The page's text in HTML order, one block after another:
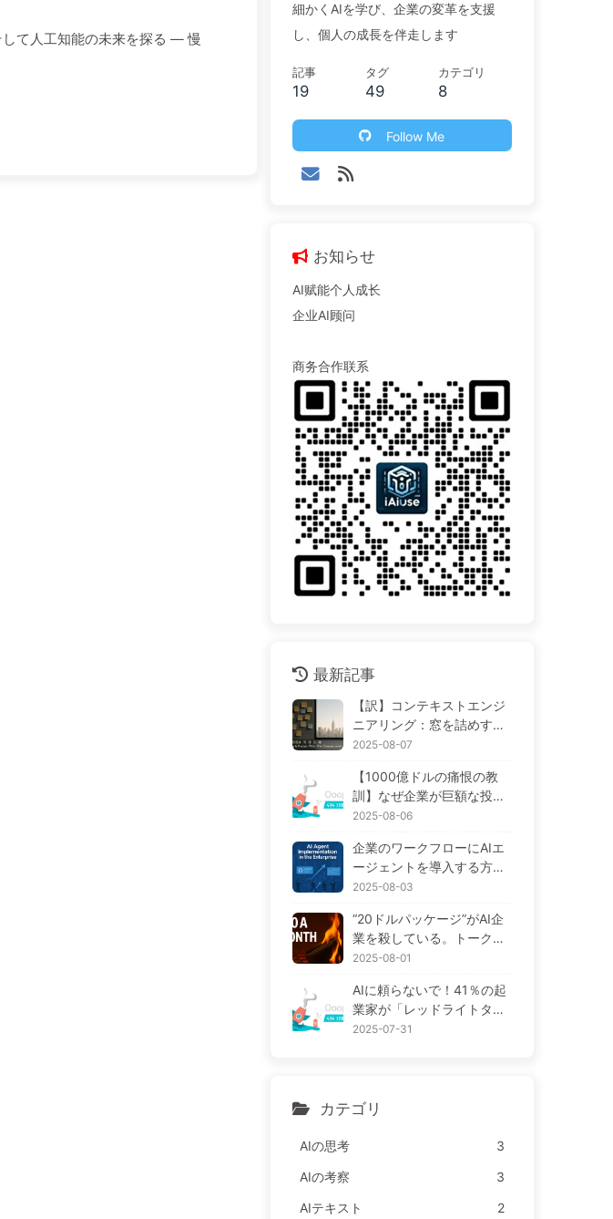
して人工知能の未来を探る — 慢
細かくAIを学び、企業の変革を支援
し、個人の成長を伴走します
記事
19
タグ
49
カテゴリ
8
Follow Me
お知らせ
AI赋能个人成长
企业AI顾问
商务合作联系
最新記事
【訳】コンテキストエンジ
ニアリング：窓を詰めすぎ
ると悪化する！「書く、選
の4ステップで、毒を警戒
し、干渉や混乱を防ぎ、ノ
イズを窓の外に排除しよう
——ゆっくり学ぶAI170
2025-08-07
【1000億ドルの痛恨の教
訓】なぜ企業が巨額な投資
をしたAIアシスタントは、
に陥り、競合他社は90%の
性能向上を実現するのか？
——ゆっくり学ぶAI169
2025-08-06
企業のワークフローにAIエ
ージェントを導入する方
法：2025年完全実施ガイド
2025-08-03
“20ドルパッケージ”がAI企
業を殺している。トークン
の値下げは幻想で、AIで本
さ——ゆっくり学ぶAI164
2025-08-01
AIに頼らないで！41％の起
業家が「レッドライトタス
ク」に熱を上げ、技術力が
2025-07-31
カテゴリ
AIの思考
3
AIの考察
3
AIテキスト
2